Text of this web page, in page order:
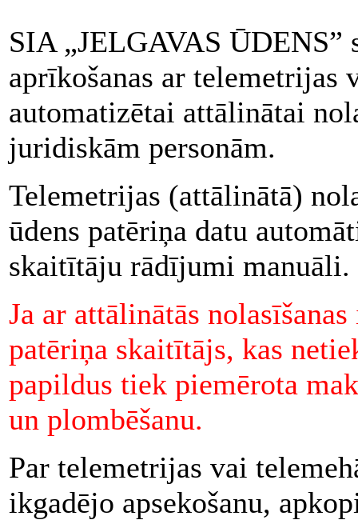
SIA „JELGAVAS ŪDENS”
aprīkošanas ar telemetrijas
automatizētai attālinātai
juridiskām personām.
Telemetrijas (attālinātā)
ūdens patēriņa datu
skaitītāju rādījumi manuāli.
Ja ar attālinātās
patēriņa skaitītājs, kas
papildus tiek piemērota
un plombēšanu.
Par telemetrijas vai
ikgadējo apsekošanu,